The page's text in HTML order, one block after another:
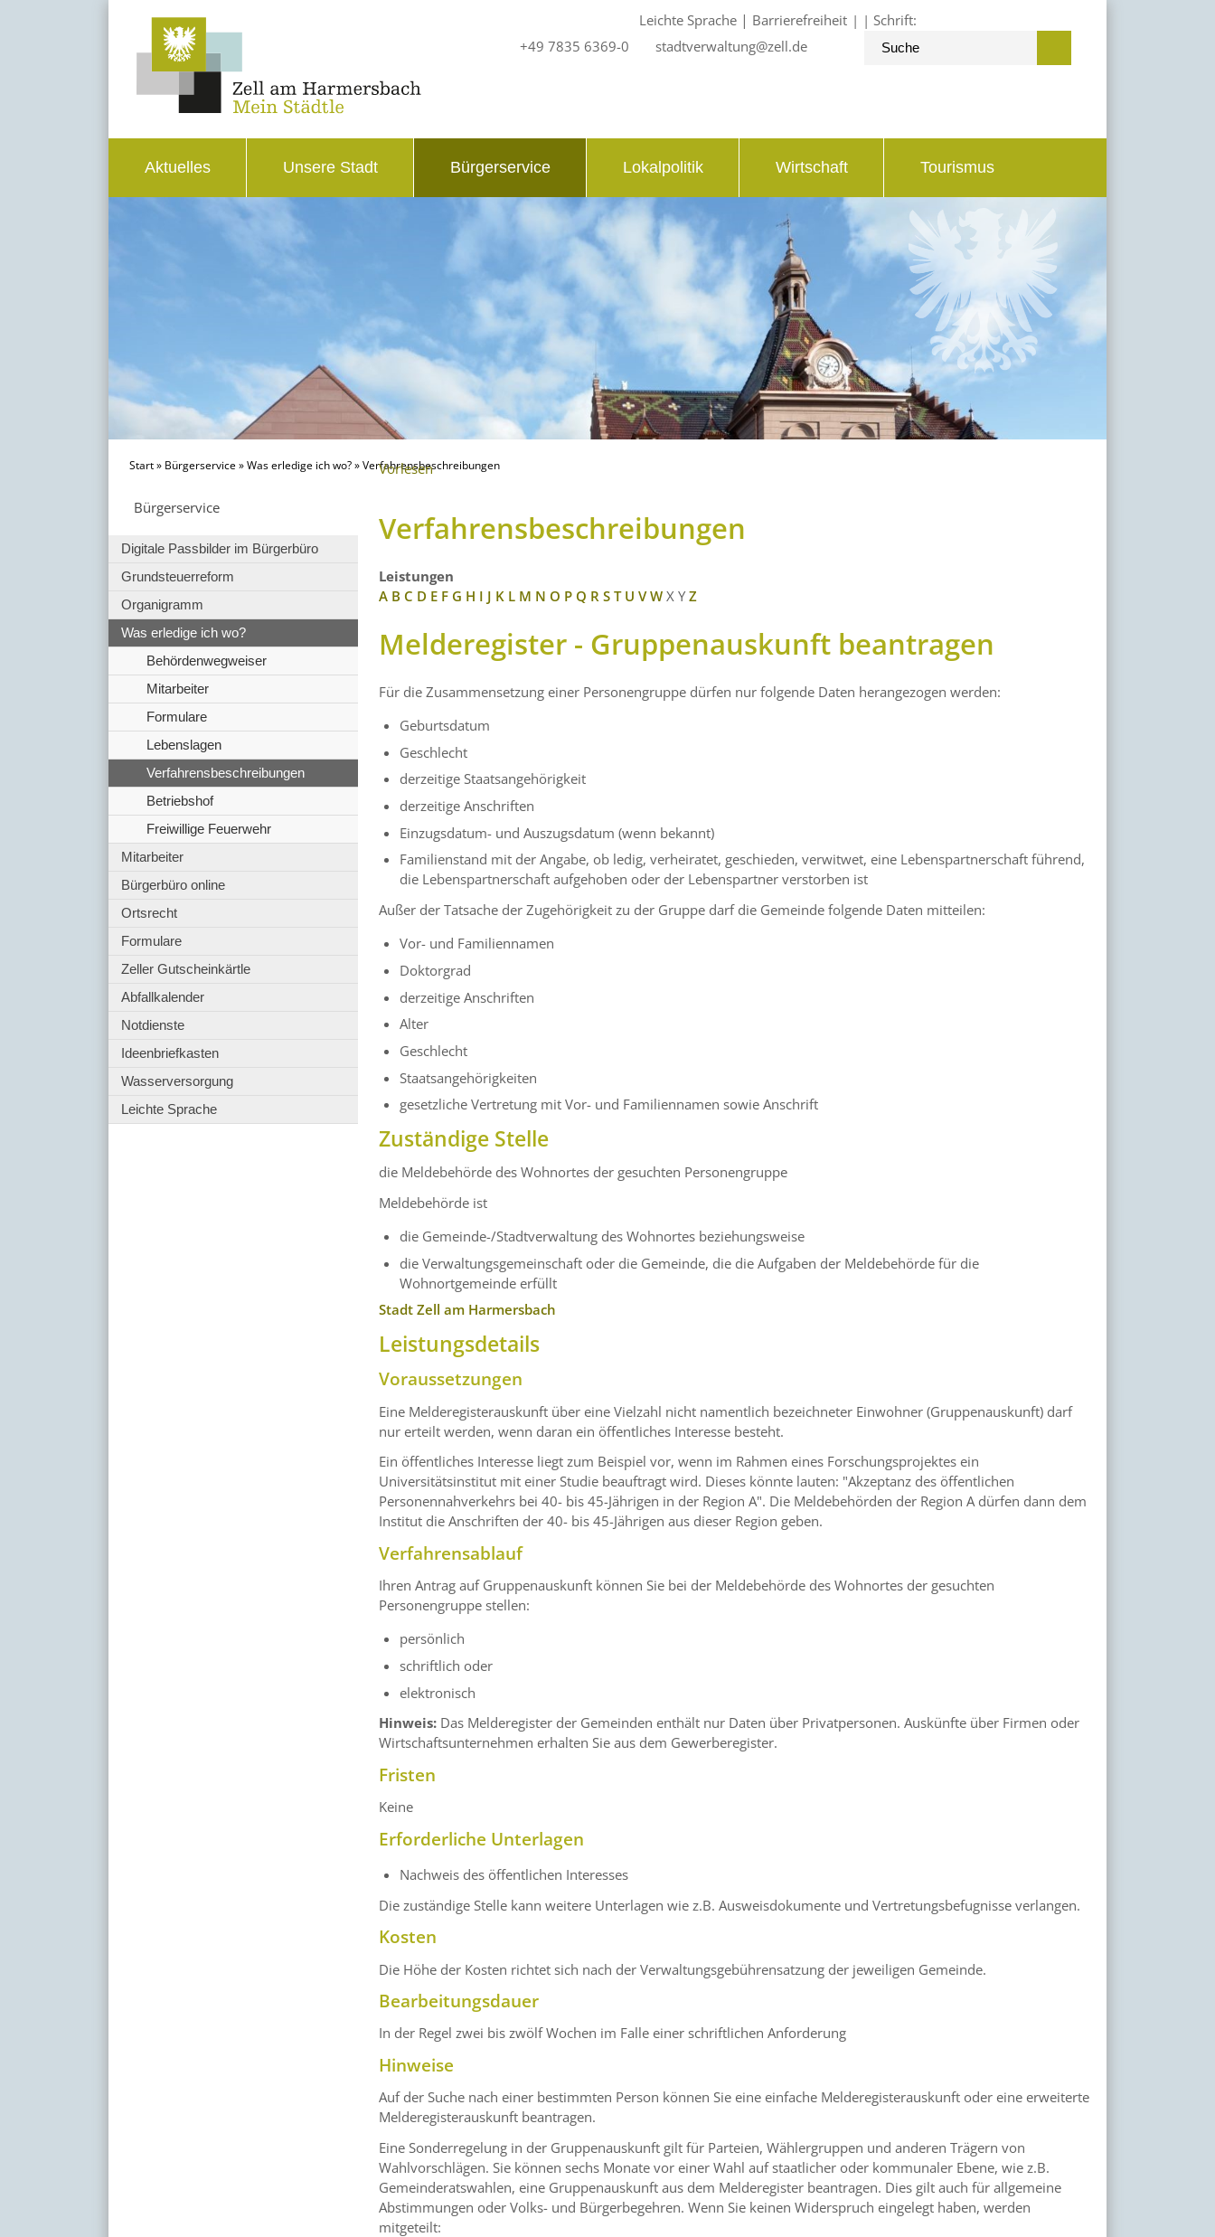
+49 7835 6369-0 stadtverwaltung@zell.de
Leichte Sprache| Barrierefreiheit Schrift:
Aktuelles Unsere Stadt Bürgerservice Lokalpolitik Wirtschaft Tourismus
Start» Bürgerservice»Was erledige ich wo?»Verfahrensbeschreibungen
Bürgerservice
Digitale Passbilder im Bürgerbüro
Grundsteuerreform
Organigramm
Was erledige ich wo?
Behördenwegweiser
Mitarbeiter
Formulare
Lebenslagen
Verfahrensbeschreibungen
Betriebshof
Freiwillige Feuerwehr
Mitarbeiter
Bürgerbüro online
Ortsrecht
Formulare
Zeller Gutscheinkärtle
Abfallkalender
Notdienste
Ideenbriefkasten
Wasserversorgung
Leichte Sprache
Vorlesen
Verfahrensbeschreibungen
Leistungen
A B C D E F G H I J K L M N O P Q R S T U V W X Y Z
Melderegister - Gruppenauskunft beantragen
Für die Zusammensetzung einer Personengruppe dürfen nur folgende Daten herangezogen werden:
Geburtsdatum
Geschlecht
derzeitige Staatsangehörigkeit
derzeitige Anschriften
Einzugsdatum- und Auszugsdatum (wenn bekannt)
Familienstand mit der Angabe, ob ledig, verheiratet, geschieden, verwitwet, eine Lebenspartnerschaft führend,
die Lebenspartnerschaft aufgehoben oder der Lebenspartner verstorben ist
Außer der Tatsache der Zugehörigkeit zu der Gruppe darf die Gemeinde folgende Daten mitteilen:
Vor- und Familiennamen
Doktorgrad
derzeitige Anschriften
Alter
Geschlecht
Staatsangehörigkeiten
gesetzliche Vertretung mit Vor- und Familiennamen sowie Anschrift
Zuständige Stelle
die Meldebehörde des Wohnortes der gesuchten Personengruppe
Meldebehörde ist
die Gemeinde-/Stadtverwaltung des Wohnortes beziehungsweise
die Verwaltungsgemeinschaft oder die Gemeinde, die die Aufgaben der Meldebehörde für die
Wohnortgemeinde erfüllt
Stadt Zell am Harmersbach
Leistungsdetails
Voraussetzungen
Eine Melderegisterauskunft über eine Vielzahl nicht namentlich bezeichneter Einwohner (Gruppenauskunft) darf
nur erteilt werden, wenn daran ein öffentliches Interesse besteht.
Ein öffentliches Interesse liegt zum Beispiel vor, wenn im Rahmen eines Forschungsprojektes ein
Universitätsinstitut mit einer Studie beauftragt wird. Dieses könnte lauten: "Akzeptanz des öffentlichen
Personennahverkehrs bei 40- bis 45-Jährigen in der Region A". Die Meldebehörden der Region A dürfen dann dem
Institut die Anschriften der 40- bis 45-Jährigen aus dieser Region geben.
Verfahrensablauf
Ihren Antrag auf Gruppenauskunft können Sie bei der Meldebehörde des Wohnortes der gesuchten
Personengruppe stellen:
persönlich
schriftlich oder
elektronisch
Hinweis: Das Melderegister der Gemeinden enthält nur Daten über Privatpersonen. Auskünfte über Firmen oder
Wirtschaftsunternehmen erhalten Sie aus dem Gewerberegister.
Fristen
Keine
Erforderliche Unterlagen
Nachweis des öffentlichen Interesses
Die zuständige Stelle kann weitere Unterlagen wie z.B. Ausweisdokumente und Vertretungsbefugnisse verlangen.
Kosten
Die Höhe der Kosten richtet sich nach der Verwaltungsgebührensatzung der jeweiligen Gemeinde.
Bearbeitungsdauer
In der Regel zwei bis zwölf Wochen im Falle einer schriftlichen Anforderung
Hinweise
Auf der Suche nach einer bestimmten Person können Sie eine einfache Melderegisterauskunft oder eine erweiterte
Melderegisterauskunft beantragen.
Eine Sonderregelung in der Gruppenauskunft gilt für Parteien, Wählergruppen und anderen Trägern von
Wahlvorschlägen. Sie können sechs Monate vor einer Wahl auf staatlicher oder kommunaler Ebene, wie z.B.
Gemeinderatswahlen, eine Gruppenauskunft aus dem Melderegister beantragen. Dies gilt auch für allgemeine
Abstimmungen oder Volks- und Bürgerbegehren. Wenn Sie keinen Widerspruch eingelegt haben, werden
mitgeteilt: